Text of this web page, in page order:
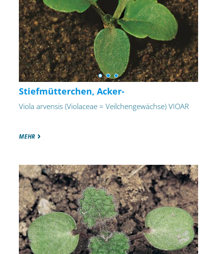
Stiefmütterchen, Acker-
Viola arvensis (Violaceae = Veilchengewächse) VIOAR
MEHR